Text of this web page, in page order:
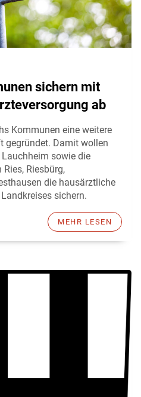
sichern mit
ab
Kommunen eine weitere
gegründet. Damit wollen
sowie die
Riesbürg,
die hausärztliche
sichern.
MEHR LESEN